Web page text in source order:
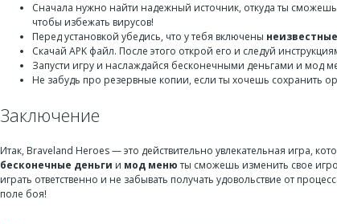
Сначала нужно найти надежный источник, откуда ты
чтобы избежать вирусов!
Перед установкой убедись, что у тебя включены
Скачай APK файл. После этого открой его и следуй
Запусти игру и наслаждайся бесконечными деньгами и мод
Не забудь про резервные копии, если ты хочешь сохранить
Заключение
Итак, Braveland Heroes — это действительно увлекательная игра,
бесконечные деньги и мод менюты сможешь изменить свое
играть ответственно и не забывать получать удовольствие от
поле боя!